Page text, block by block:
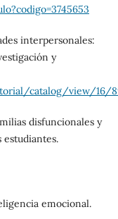
interpersonales:
y
catalog/view/16/
disfuncionales y
emocional.